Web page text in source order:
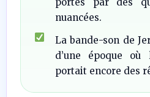
nuancées.
La bande-son de
d’une époque où
portait encore des